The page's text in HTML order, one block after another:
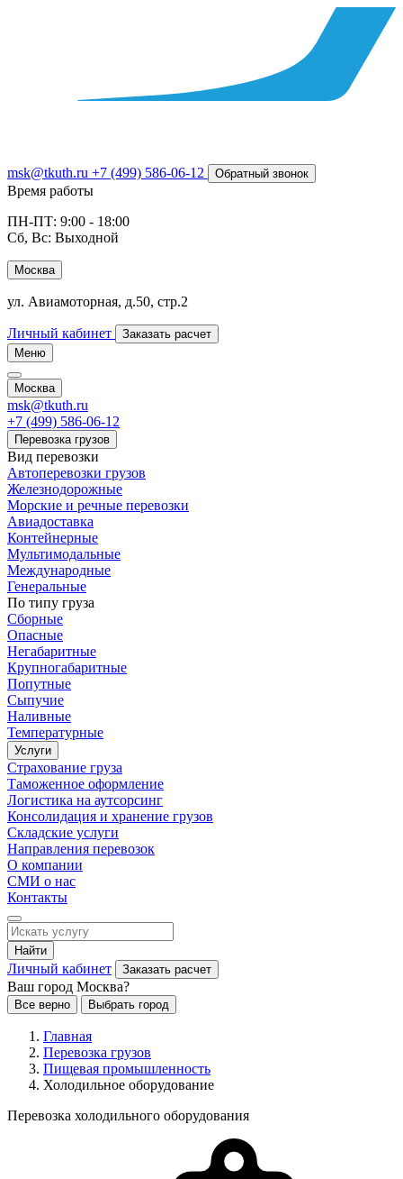
msk@tkuth.ru +7 (499) 586-06-12 Обратный звонок
Время работы
ПН-ПТ: 9:00 - 18:00
Сб, Вс: Выходной
Москва
ул. Авиамоторная, д.50, стр.2
Личный кабинет
Заказать расчет
Меню
Москва
msk@tkuth.ru
+7 (499) 586-06-12
Перевозка грузов
Вид перевозки
Автоперевозки грузов
Железнодорожные
Морские и речные перевозки
Авиадоставка
Контейнерные
Мультимодальные
Международные
Генеральные
По типу груза
Сборные
Опасные
Негабаритные
Крупногабаритные
Попутные
Сыпучие
Наливные
Температурные
Услуги
Страхование груза
Таможенное оформление
Логистика на аутсорсинг
Консолидация и хранение грузов
Складские услуги
Направления перевозок
О компании
СМИ о нас
Контакты
Найти
Личный кабинет Заказать расчет
Ваш город Москва?
Все верно Выбрать город
Главная
Перевозка грузов
Пищевая промышленность
Холодильное оборудование
Перевозка холодильного оборудования